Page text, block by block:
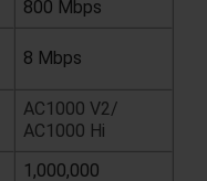
800 Mbps
8 Mbps
AC1000 V2/
AC1000 Hi
1,000,000